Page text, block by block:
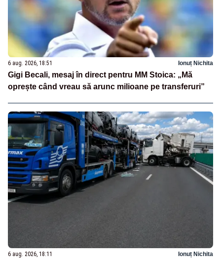
6 aug. 2026, 18:51 Ionuț Nichita
Gigi Becali, mesaj în direct pentru MM Stoica: „Mă
oprește când vreau să arunc milioane pe transferuri”
6 aug. 2026, 18:11 Ionuț Nichita